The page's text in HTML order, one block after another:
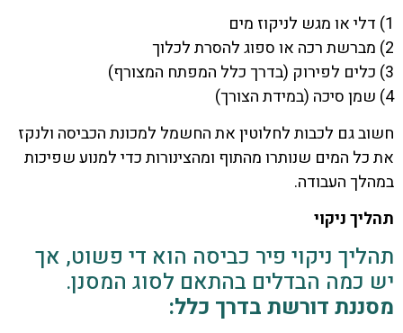
1) דלי או מגש לניקוז מים
2) מברשת רכה או ספוג להסרת לכלוך
3) כלים לפירוק (בדרך כלל המפתח המצורף)
4) שמן סיכה (במידת הצורך)
חשוב גם לכבות לחלוטין את החשמל למכונת הכביסה ולנקז
את כל המים שנותרו מהתוף ומהצינורות כדי למנוע שפיכות
במהלך העבודה.
תהליך ניקוי
תהליך ניקוי פיר כביסה הוא די פשוט, אך
יש כמה הבדלים בהתאם לסוג המסנן.
מסננת דורשת בדרך כלל: